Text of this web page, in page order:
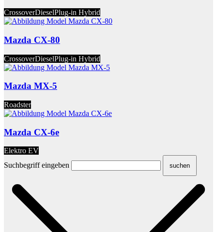
CrossoverDieselPlug-in Hybrid
Mazda CX-80
CrossoverDieselPlug-in Hybrid
Mazda MX-5
Roadster
Mazda CX-6e
Elektro EV
Suchbegriff eingeben